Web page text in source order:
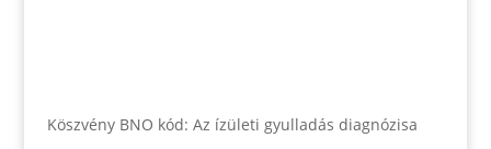
Köszvény BNO kód: Az ízületi gyulladás diagnózisa